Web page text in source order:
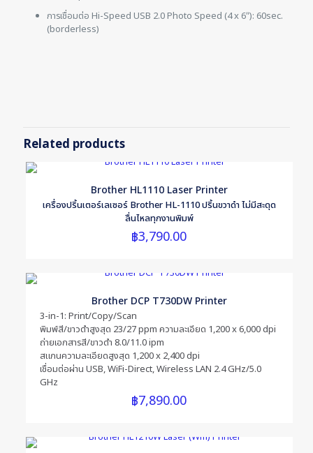
การเชื่อมต่อ Hi-Speed USB 2.0 Photo Speed (4 x 6″): 60sec.
(borderless)
G1010 Printer”
Your email address will not be published. Required fields are
Your rating*
Name *
Related products
Brother HL1110 Laser Printer
เครื่องปริ้นเตอร์เลเซอร์ Brother HL-1110 ปริ้นขวาดำ ไม่มีสะดุด
ลื่นไหลทุกงานพิมพ์
฿3,790.00
Brother DCP T730DW Printer
3-in-1: Print/Copy/Scan
พิมพ์สี/ขาวดำสูงสุด 23/27 ppm ความละเอียด 1,200 x 6,000 dpi
ถ่ายเอกสารสี/ขาวดำ 8.0/11.0 ipm
สแกนความละเอียดสูงสุด 1,200 x 2,400 dpi
เชื่อมต่อผ่าน USB, WiFi-Direct, Wireless LAN 2.4 GHz/5.0
GHz
฿7,890.00